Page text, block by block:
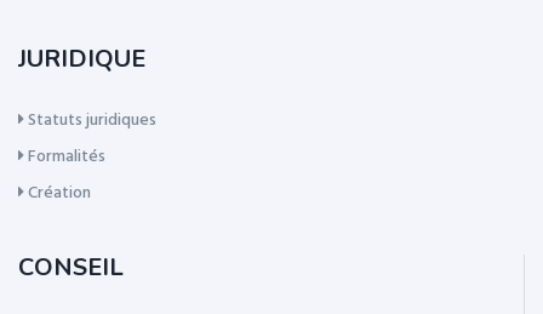
JURIDIQUE
Statuts juridiques
Formalités
Création
CONSEIL